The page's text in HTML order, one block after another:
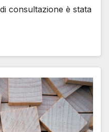
consultazione è stata